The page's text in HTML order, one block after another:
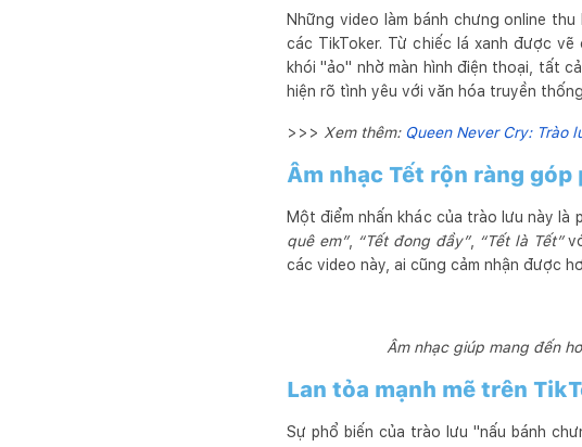
Những video làm bánh chưng online
các TikToker. Từ chiếc lá xanh được
khói "ảo" nhờ màn hình điện thoại, tất
hiện rõ tình yêu với văn hóa truyền
>>> Xem thêm: Queen Never Cry: Trào
Âm nhạc Tết rộn ràng
Một điểm nhấn khác của trào lưu này là
quê em”, “Tết đong đầy”, “Tết là Tết”
các video này, ai cũng cảm nhận được
Âm nhạc giúp mang đến
Lan tỏa mạnh mẽ trên
Sự phổ biến của trào lưu "nấu bánh